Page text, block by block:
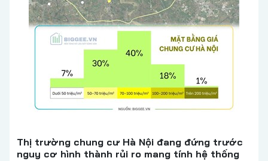
Thị trường chung cư Hà Nội đang đứng trước
nguy cơ hình thành rủi ro mang tính hệ thống